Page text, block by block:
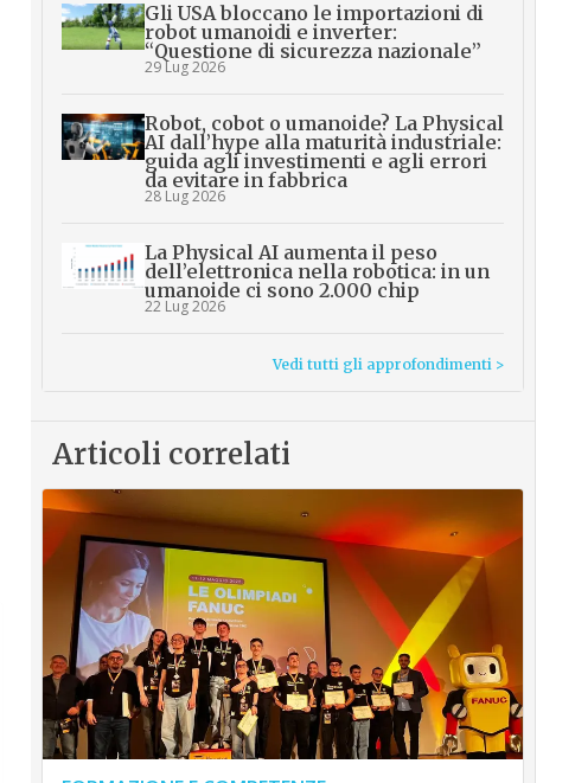
Gli USA bloccano le importazioni di
robot umanoidi e inverter:
“Questione di sicurezza nazionale”
29 Lug 2026
Robot, cobot o umanoide? La Physical
AI dall’hype alla maturità industriale:
guida agli investimenti e agli errori
da evitare in fabbrica
28 Lug 2026
La Physical AI aumenta il peso
dell’elettronica nella robotica: in un
umanoide ci sono 2.000 chip
22 Lug 2026
Vedi tutti gli approfondimenti >
Articoli correlati